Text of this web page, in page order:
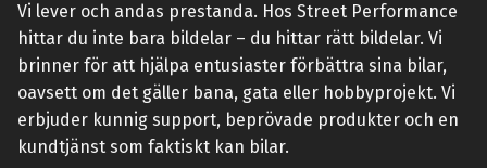
Vi lever och andas prestanda. Hos Street Performance
hittar du inte bara bildelar – du hittar rätt bildelar. Vi
brinner för att hjälpa entusiaster förbättra sina bilar,
oavsett om det gäller bana, gata eller hobbyprojekt. Vi
erbjuder kunnig support, beprövade produkter och en
kundtjänst som faktiskt kan bilar.